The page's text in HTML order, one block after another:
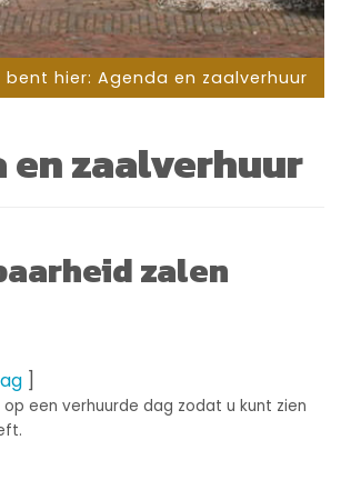
bent hier: Agenda en zaalverhuur
en zaalverhuur
zalen
]
op een verhuurde dag zodat u kunt zien